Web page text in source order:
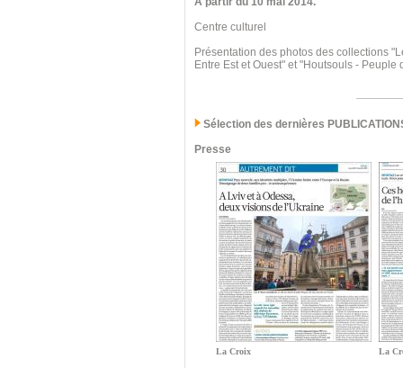
Centre culturel
Présentation des photos des collections
Entre Est et Ouest" et "Houtsouls - Peuple
Sélection des dernières
Presse
La Croix La